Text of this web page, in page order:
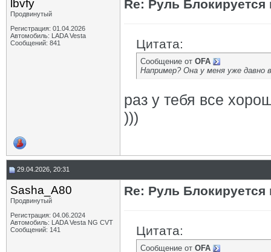
lbvfy
Продвинутый
Регистрация: 01.04.2026
Автомобиль: LADA Vesta
Сообщений: 841
Re: Руль Блокируется
Цитата:
Сообщение от OFA
Например? Она у меня уже давно
раз у тебя все
)))
29.04.2026, 20:31
Sasha_A80
Продвинутый
Регистрация: 04.06.2024
Автомобиль: LADA Vesta NG CVT
Сообщений: 141
Re: Руль Блокируется
Цитата:
Сообщение от OFA